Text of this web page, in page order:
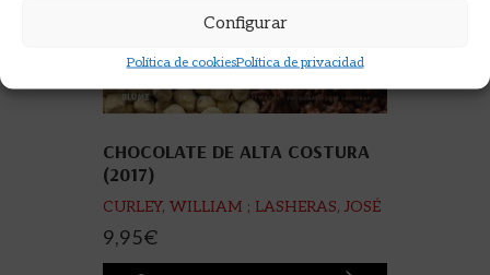
Configurar
Política de cookiesPolítica de privacidad
CHOCOLATE DE ALTA COSTURA
(2017)
CURLEY, WILLIAM ; LASHERAS, JOSÉ
9,95€